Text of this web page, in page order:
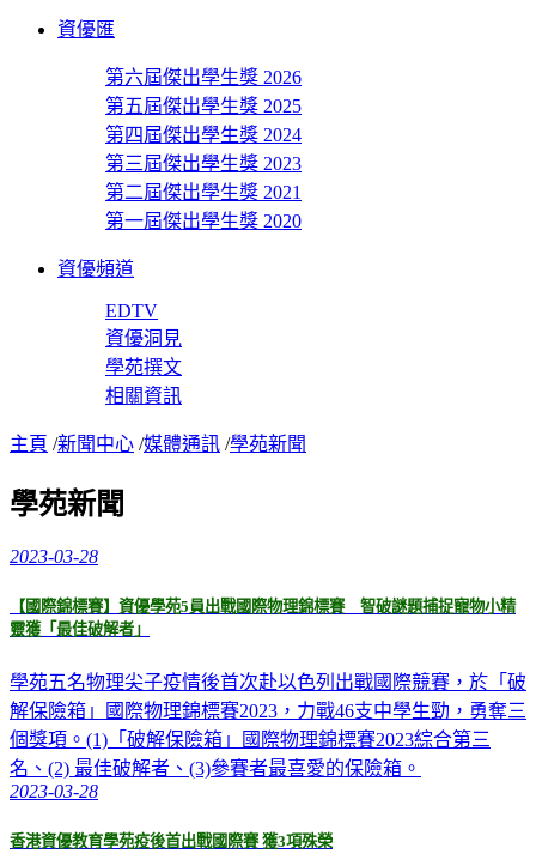
資優匯
第六屆傑出學生獎 2026
第五屆傑出學生獎 2025
第四屆傑出學生獎 2024
第三屆傑出學生獎 2023
第二屆傑出學生獎 2021
第一屆傑出學生獎 2020
資優頻道
EDTV
資優洞見
學苑撰文
相關資訊
主頁 /新聞中心 /媒體通訊 /學苑新聞
學苑新聞
2023-03-28
【國際錦標賽】資優學苑5員出戰國際物理錦標賽 智破謎題捕捉寵物小精
靈獲「最佳破解者」
學苑五名物理尖子疫情後首次赴以色列出戰國際競賽，於「破
解保險箱」國際物理錦標賽2023，力戰46支中學生勁，勇奪三
個獎項。(1)「破解保險箱」國際物理錦標賽2023綜合第三
名、(2) 最佳破解者、(3)參賽者最喜愛的保險箱。
2023-03-28
香港資優教育學苑疫後首出戰國際賽 獲3項殊榮